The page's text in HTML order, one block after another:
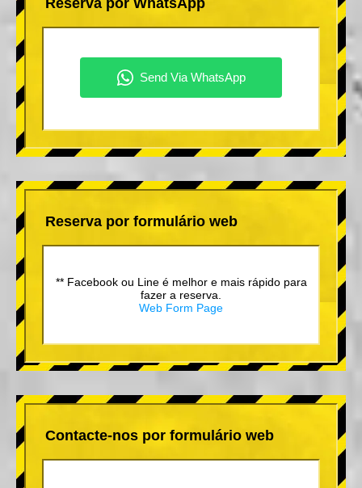
Reserva por formulário web
** Facebook ou Line é melhor e mais rápido para
fazer a reserva.
Web Form Page
Contacte-nos por formulário web